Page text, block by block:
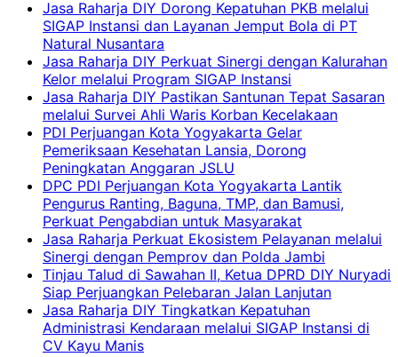
Jasa Raharja DIY Dorong Kepatuhan PKB melalui
SIGAP Instansi dan Layanan Jemput Bola di PT
Natural Nusantara
Jasa Raharja DIY Perkuat Sinergi dengan Kalurahan
Kelor melalui Program SIGAP Instansi
Jasa Raharja DIY Pastikan Santunan Tepat Sasaran
melalui Survei Ahli Waris Korban Kecelakaan
PDI Perjuangan Kota Yogyakarta Gelar
Pemeriksaan Kesehatan Lansia, Dorong
Peningkatan Anggaran JSLU
DPC PDI Perjuangan Kota Yogyakarta Lantik
Pengurus Ranting, Baguna, TMP, dan Bamusi,
Perkuat Pengabdian untuk Masyarakat
Jasa Raharja Perkuat Ekosistem Pelayanan melalui
Sinergi dengan Pemprov dan Polda Jambi
Tinjau Talud di Sawahan II, Ketua DPRD DIY Nuryadi
Siap Perjuangkan Pelebaran Jalan Lanjutan
Jasa Raharja DIY Tingkatkan Kepatuhan
Administrasi Kendaraan melalui SIGAP Instansi di
CV Kayu Manis